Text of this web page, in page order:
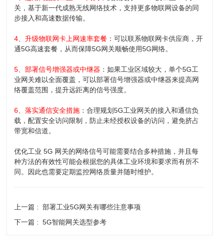
关，基于新一代成熟无线网络技术，支持更多物联网设备的同
步接入和高速数据传输。
4、升级物联网卡上网速率套餐 ：可以联系物联网卡供应商，开
通5G高速套餐，从而保障5G网关顺畅使用5G网络。
5、部署信号增强器或中继器 ：如果工业区域较大，单个5G工
业网关难以全面覆盖，可以部署信号增强器或中继器来提高网
络覆盖范围，提升远距离的信号强度。
6、落实通信安全措施 ：合理规划5G工业网关的接入和通信负
载，配置安全访问限制， 防止未经授权设备的访问，避免挤占
带宽和信道。
优化工业 5G 网关的网络信号可能需要结合多种措施，并且每
种方法的有效性可能会根据您的具体工业环境和要求而有所不
同。因此也需要定期监控网络质量并随时维护。
上一篇 : 部署工业5G网关有哪些注意事项
下一篇 : 5G智能网关选型参考